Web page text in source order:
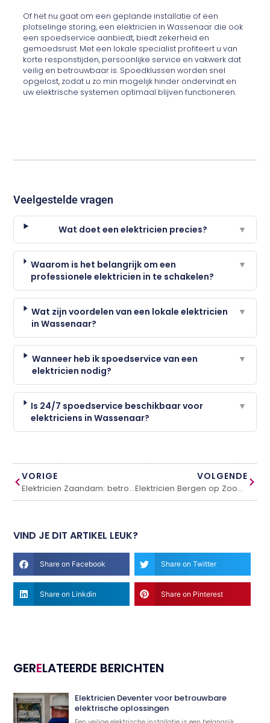
Of het nu gaat om een geplande installatie of een
plotselinge storing, een elektricien in Wassenaar die ook
een spoedservice aanbiedt, biedt zekerheid en
gemoedsrust. Met een lokale specialist profiteert u van
korte responstijden, persoonlijke service en vakwerk dat
veilig en betrouwbaar is. Spoedklussen worden snel
opgelost, zodat u zo min mogelijk hinder ondervindt en
uw elektrische systemen optimaal blijven functioneren.
Veelgestelde vragen
Wat doet een elektricien precies? ▼
Waarom is het belangrijk om een
professionele elektricien in te schakelen?
▼
Wat zijn voordelen van een lokale elektricien
in Wassenaar?
▼
Wanneer heb ik spoedservice van een
elektricien nodig?
▼
Is 24/7 spoedservice beschikbaar voor
elektriciens in Wassenaar?
▼
VORIGE
Elektricien Zaandam: betrouwbaar en snel bij storingen
VOLGENDE
Elektricien Bergen op Zoom: betrouwbaar en snel bij storingen
VIND JE DIT ARTIKEL LEUK?
Share on Facebook Share on Twitter
Share on Linkdin Share on Pinterest
GERELATEERDE BERICHTEN
Elektricien Deventer voor betrouwbare
elektrische oplossingen